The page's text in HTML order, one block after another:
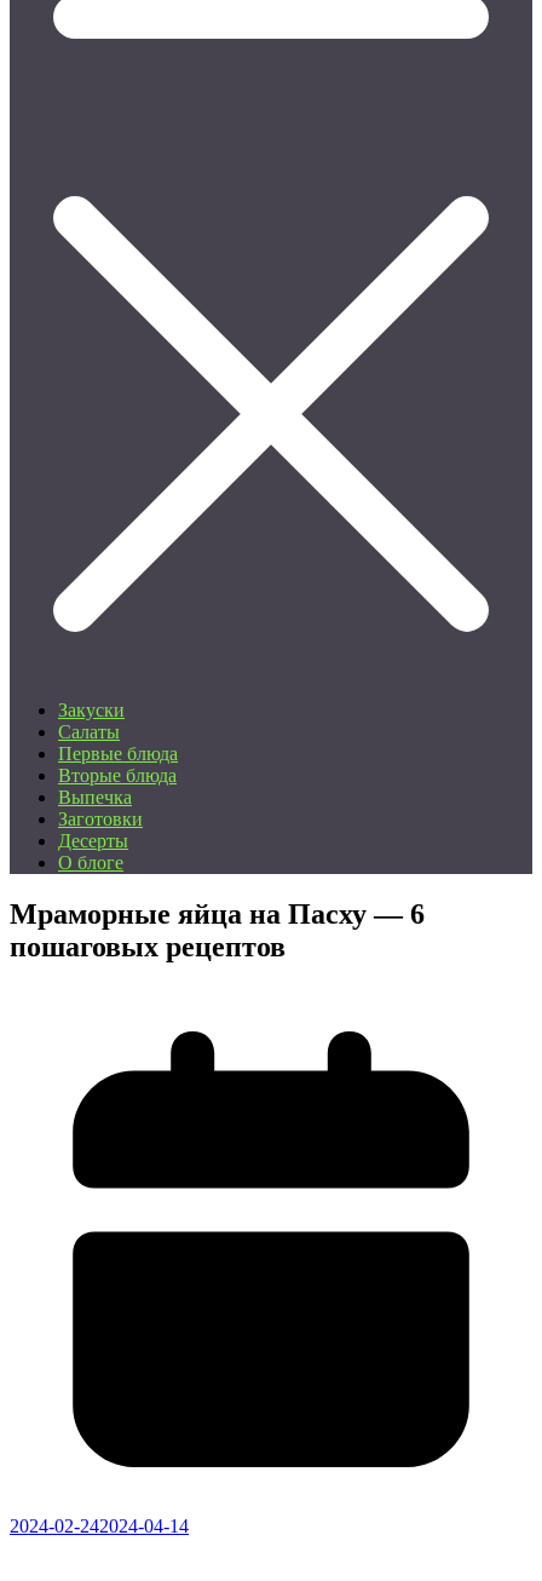
Закуски
Салаты
Первые блюда
Вторые блюда
Выпечка
Заготовки
Десерты
О блоге
Мраморные яйца на Пасху — 6
пошаговых рецептов
2024-02-242024-04-14